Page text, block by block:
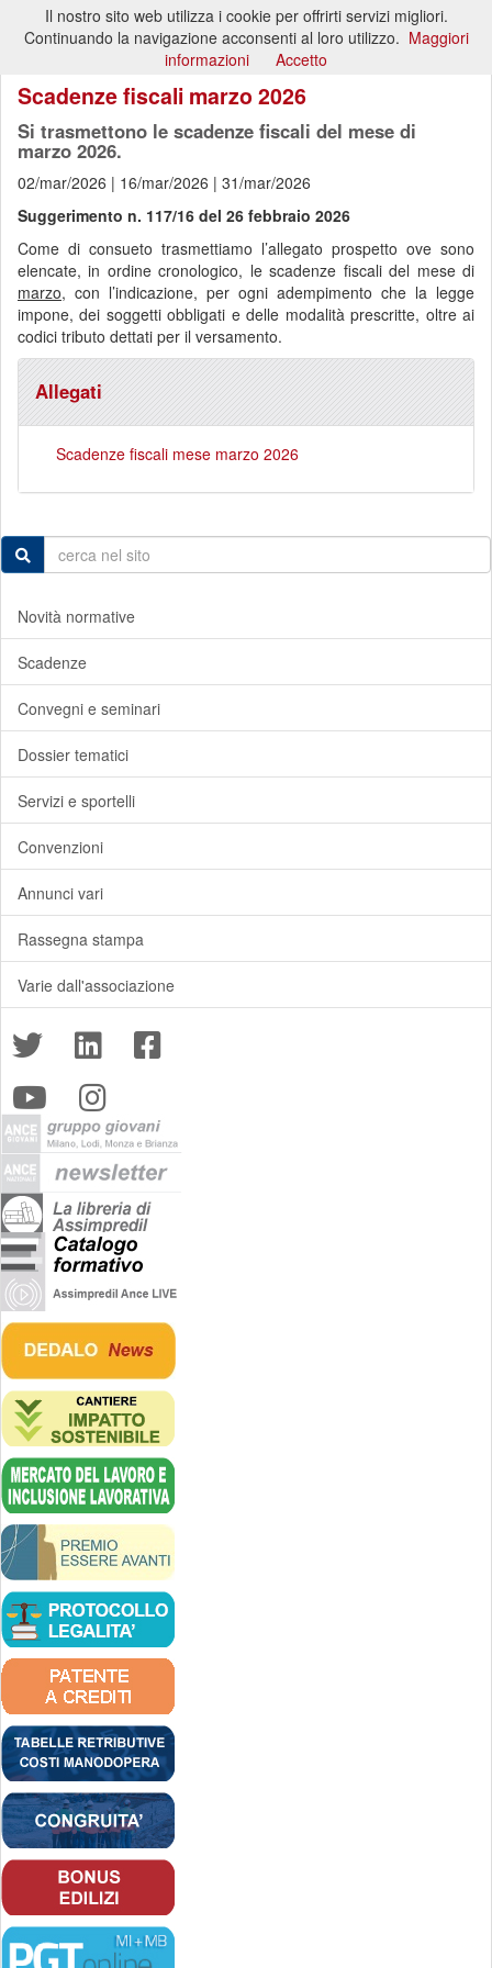
Scadenze fiscali marzo 2026
Si trasmettono le scadenze fiscali del mese di
marzo 2026.
02/mar/2026 | 16/mar/2026 | 31/mar/2026
Suggerimento n. 117/16 del 26 febbraio 2026
Come di consueto trasmettiamo l’allegato prospetto ove sono
elencate, in ordine cronologico, le scadenze fiscali del mese di
marzo, con l’indicazione, per ogni adempimento che la legge
impone, dei soggetti obbligati e delle modalità prescritte, oltre ai
codici tributo dettati per il versamento.
Allegati
Scadenze fiscali mese marzo 2026
Novità normative
Scadenze
Convegni e seminari
Dossier tematici
Servizi e sportelli
Convenzioni
Annunci vari
Rassegna stampa
Varie dall'associazione
Il nostro sito web utilizza i cookie per offrirti servizi migliori.
Continuando la navigazione acconsenti al loro utilizzo. Maggiori
informazioni
Accetto